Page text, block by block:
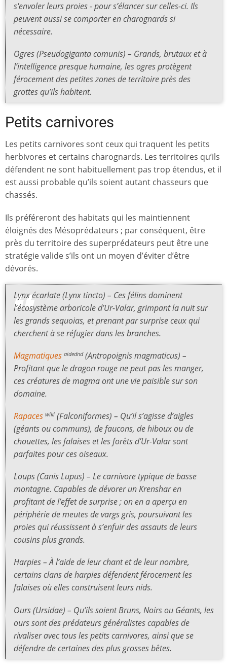
s'envoler leurs proies - pour s’élancer sur celles-ci. Ils
peuvent aussi se comporter en charognards si
nécessaire.
Ogres (Pseudogiganta comunis) – Grands, brutaux et à
l’intelligence presque humaine, les ogres protègent
férocement des petites zones de territoire près des
grottes qu’ils habitent.
Petits carnivores
Les petits carnivores sont ceux qui traquent les petits
herbivores et certains charognards. Les territoires qu’ils
défendent ne sont habituellement pas trop étendus, et il
est aussi probable qu’ils soient autant chasseurs que
chassés.
Ils préféreront des habitats qui les maintiennent
éloignés des Mésoprédateurs ; par conséquent, être
près du territoire des superprédateurs peut être une
stratégie valide s’ils ont un moyen d’éviter d’être
dévorés.
Lynx écarlate (Lynx tincto) – Ces félins dominent
l’écosystème arboricole d’Ur-Valar, grimpant la nuit sur
les grands sequoias, et prenant par surprise ceux qui
cherchent à se réfugier dans les branches.
Magmatiques aidednd(Antropoignis magmaticus) –
Profitant que le dragon rouge ne peut pas les manger,
ces créatures de magma ont une vie paisible sur son
domaine.
Rapaces wiki (Falconiformes) – Qu’il s’agisse d’aigles
(géants ou communs), de faucons, de hiboux ou de
chouettes, les falaises et les forêts d’Ur-Valar sont
parfaites pour ces oiseaux.
Loups (Canis Lupus) – Le carnivore typique de basse
montagne. Capables de dévorer un Krenshar en
profitant de l’effet de surprise ; on en a aperçu en
périphérie de meutes de vargs gris, poursuivant les
proies qui réussissent à s’enfuir des assauts de leurs
cousins plus grands.
Harpies – À l’aide de leur chant et de leur nombre,
certains clans de harpies défendent férocement les
falaises où elles construisent leurs nids.
Ours (Ursidae) – Qu’ils soient Bruns, Noirs ou Géants, les
ours sont des prédateurs généralistes capables de
rivaliser avec tous les petits carnivores, ainsi que se
défendre de certaines des plus grosses bêtes.